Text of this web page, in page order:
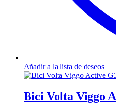
Añadir a la lista de deseos
Bici Volta Viggo